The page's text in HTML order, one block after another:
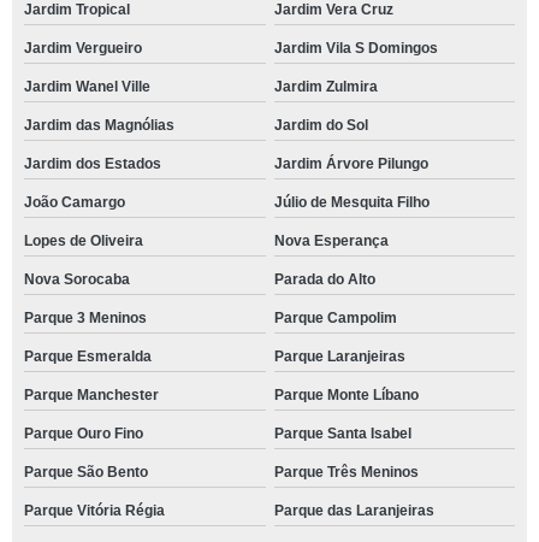
Jardim Tropical Jardim Vera Cruz
Jardim Vergueiro Jardim Vila S Domingos
Jardim Wanel Ville Jardim Zulmira
Jardim das Magnólias Jardim do Sol
Jardim dos Estados Jardim Árvore Pilungo
João Camargo Júlio de Mesquita Filho
Lopes de Oliveira Nova Esperança
Nova Sorocaba Parada do Alto
Parque 3 Meninos Parque Campolim
Parque Esmeralda Parque Laranjeiras
Parque Manchester Parque Monte Líbano
Parque Ouro Fino Parque Santa Isabel
Parque São Bento Parque Três Meninos
Parque Vitória Régia Parque das Laranjeiras